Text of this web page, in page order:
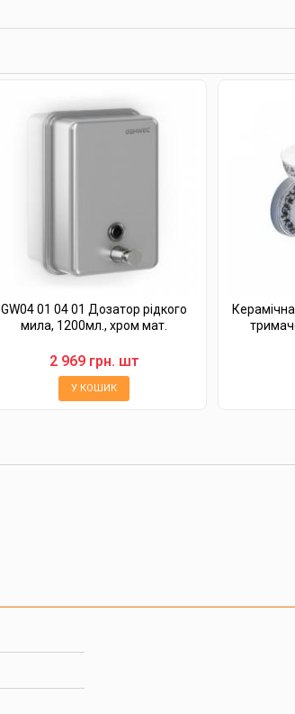
GW04 01 04 01 Дозатор рідкого
мила, 1200мл., хром мат.
2 969 грн. шт
У КОШИК